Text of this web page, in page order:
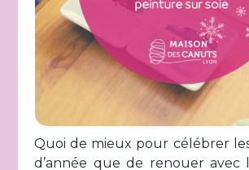
Quoi de mieux pour célébrer
d’année que de renouer avec